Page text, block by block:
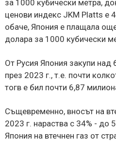
за 1000 кубически метра,
ценови индекс JKM Platts е
обаче, Япония е плащала
долара за 1000 кубически
От Русия Япония закупи над
през 2023 г., т.е. почти
тогв е бил почти 6,87
Същевременно, вносът на
2023 г. нараства с 34% - до
Япония на втечнен газ от